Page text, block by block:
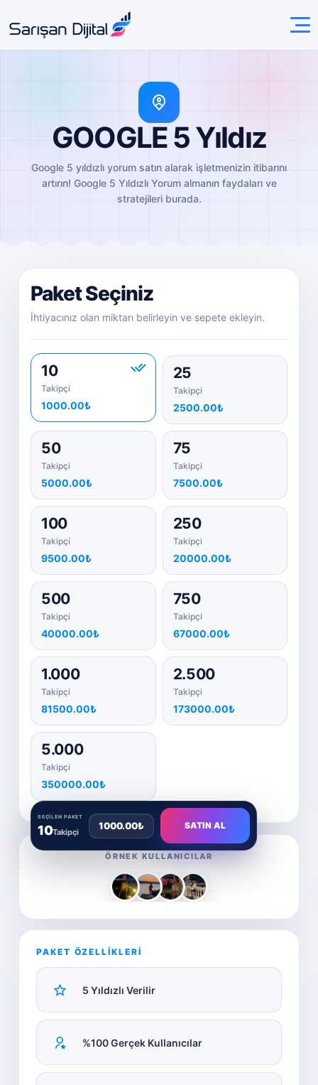
GOOGLE 5 Yıldız
Google 5 yıldızlı yorum satın alarak işletmenizin itibarını
artırın! Google 5 Yıldızlı Yorum almanın faydaları ve
stratejileri burada.
ÖRNEK KULLANICILAR
PAKET ÖZELLİKLERİ
5 Yıldızlı Verilir
%100 Gerçek Kullanıcılar
Paket Seçiniz
İhtiyacınız olan miktarı belirleyin ve sepete ekleyin.
10
Takipçi
1000.00₺
25
Takipçi
2500.00₺
50
Takipçi
5000.00₺
75
Takipçi
7500.00₺
100
Takipçi
9500.00₺
250
Takipçi
20000.00₺
500
Takipçi
40000.00₺
750
Takipçi
67000.00₺
1.000
Takipçi
81500.00₺
2.500
Takipçi
173000.00₺
5.000
Takipçi
350000.00₺
SEÇILEN PAKET
10Takipçi
1000.00₺ SATIN AL